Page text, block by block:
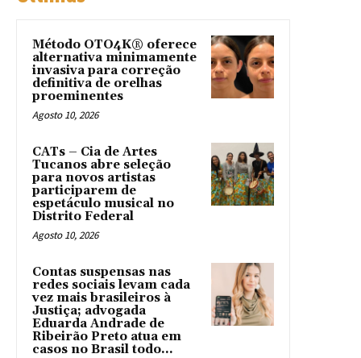
Método OTO4K®️ oferece
alternativa minimamente
invasiva para correção
definitiva de orelhas
proeminentes
Agosto 10, 2026
CATs – Cia de Artes
Tucanos abre seleção
para novos artistas
participarem de
espetáculo musical no
Distrito Federal
Agosto 10, 2026
Contas suspensas nas
redes sociais levam cada
vez mais brasileiros à
Justiça; advogada
Eduarda Andrade de
Ribeirão Preto atua em
casos no Brasil todo...